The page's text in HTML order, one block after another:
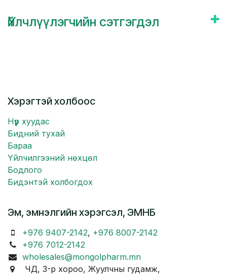
Үйлчлүүлэгчийн сэтгэгдэл
Хэрэгтэй холбоос
Нүүр хуудас
Бидний тухай
Бараа
Үйлчилгээний нөхцөл
Бодлого
Бидэнтэй холбогдох
Эм, эмнэлгийн хэрэгсэл, ЭМНБ
+976 9407-2142, +976 8007-2142
+976 7012-2142
wholesales@mongolpharm.mn
ЧД, 3-р хороо, Жуулчны гудамж,